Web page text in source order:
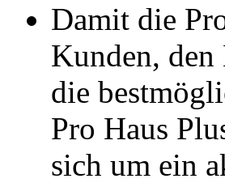
Damit die
Kunden,
die
Pro Haus
sich um ein